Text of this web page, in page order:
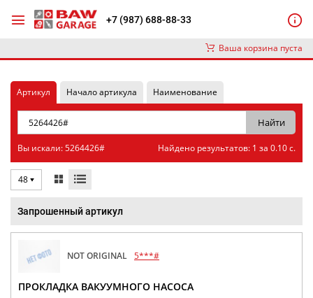
+7 (987) 688-88-33
Ваша корзина пуста
Артикул Начало артикула Наименование
Вы искали: 5264426# Найдено результатов: 1 за 0.10 с.
48
Запрошенный артикул
NOT ORIGINAL 5***#
ПРОКЛАДКА ВАКУУМНОГО НАСОСА